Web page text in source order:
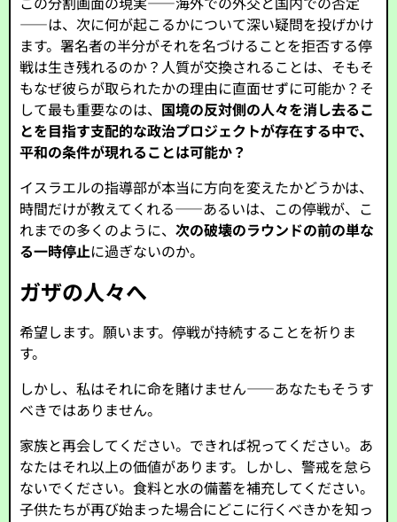
――は、次に何が起こるかについて深い疑問を投げかけ
ます。署名者の半分がそれを名づけることを拒否する停
戦は生き残れるのか？人質が交換されることは、そもそ
もなぜ彼らが取られたかの理由に直面せずに可能か？そ
して最も重要なのは、 国境の反対側の人々を消し去るこ
とを目指す支配的な政治プロジェクトが存在する中で、
平和の条件が現れることは可能か？
イスラエルの指導部が本当に方向を変えたかどうかは、
時間だけが教えてくれる――あるいは、この停戦が、こ
れまでの多くのように、次の破壊のラウンドの前の単な
る一時停止に過ぎないのか。
ガザの人々へ
希望します。願います。停戦が持続することを祈りま
す。
しかし、私はそれに命を賭けません――あなたもそうす
べきではありません。
家族と再会してください。できれば祝ってください。あ
なたはそれ以上の価値があります。しかし、警戒を怠ら
ないでください。食料と水の備蓄を補充してください。
子供たちが再び始まった場合にどこに行くべきかを知っ